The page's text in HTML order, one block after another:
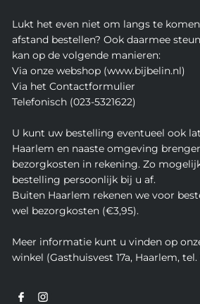
Lukt het even niet om langs te
afstand bestellen? Ook daarmee
kan op de volgende manieren:
Via onze webshop (www.bijbelin.nl)
Via het Contactformulier
Telefonisch (023-5321622)
U kunt uw bestelling eventueel ook
Haarlem en naaste omgeving
bezorgkosten in rekening. Zo
bestelling persoonlijk bij u af.
Buiten Haarlem rekenen we voor
wel bezorgkosten (€3,95).
Meer informatie kunt u vinden op
winkel (Gasthuisvest 17a, Haarlem, tel.